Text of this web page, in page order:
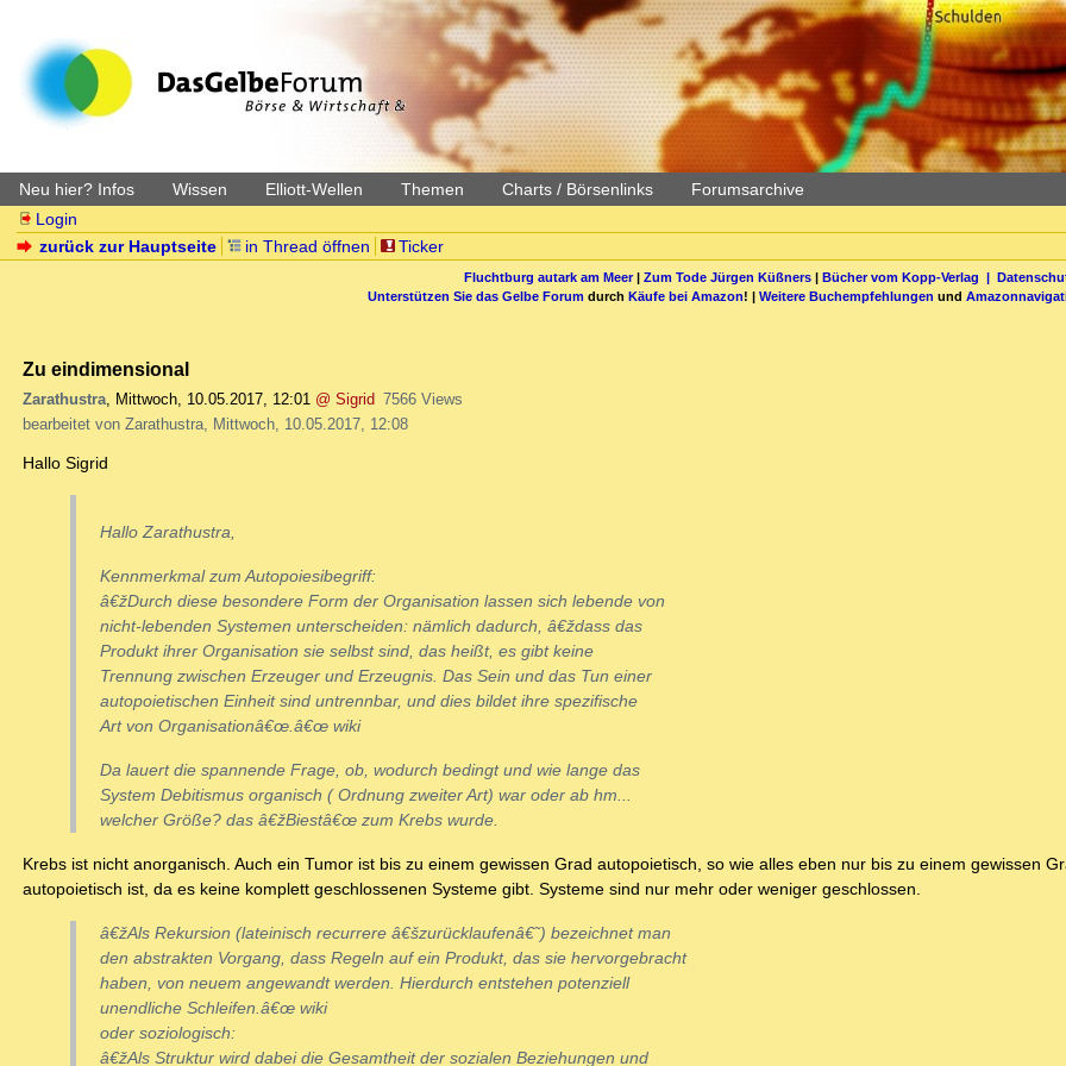
Neu hier? Infos Wissen Elliott-Wellen Themen Charts / Börsenlinks
Forumsarchive
Login
zurück zur Hauptseite
in Thread öffnen Ticker
Fluchtburg autark am Meer| Zum Tode Jürgen Küßners| Bücher vom Kopp-Verlag |
Unterstützen Sie das Gelbe Forum durch Käufe bei Amazon! | Weitere Buchempfehlungen und
Zu eindimensional
Zarathustra, Mittwoch, 10.05.2017, 12:01 @ Sigrid 7566 Views
bearbeitet von Zarathustra, Mittwoch, 10.05.2017, 12:08
Hallo Sigrid
Hallo Zarathustra,
Kennmerkmal zum Autopoiesibegriff:
â€žDurch diese besondere Form der Organisation lassen sich lebende von
nicht-lebenden Systemen unterscheiden: nämlich dadurch, â€ždass das
Produkt ihrer Organisation sie selbst sind, das heißt, es gibt keine
Trennung zwischen Erzeuger und Erzeugnis. Das Sein und das Tun einer
autopoietischen Einheit sind untrennbar, und dies bildet ihre spezifische
Art von Organisationâ€œ.â€œ wiki
Da lauert die spannende Frage, ob, wodurch bedingt und wie lange das
System Debitismus organisch ( Ordnung zweiter Art) war oder ab hm...
welcher Größe? das â€žBiestâ€œ zum Krebs wurde.
Krebs ist nicht anorganisch. Auch ein Tumor ist bis zu einem gewissen Grad autopoietisch, so wie alles eben nur bis zu einem gewissen
autopoietisch ist, da es keine komplett geschlossenen Systeme gibt. Systeme sind nur mehr oder weniger geschlossen.
â€žAls Rekursion (lateinisch recurrere â€šzurücklaufenâ€˜) bezeichnet man
den abstrakten Vorgang, dass Regeln auf ein Produkt, das sie hervorgebracht
haben, von neuem angewandt werden. Hierdurch entstehen potenziell
unendliche Schleifen.â€œ wiki
oder soziologisch:
â€žAls Struktur wird dabei die Gesamtheit der sozialen Beziehungen und